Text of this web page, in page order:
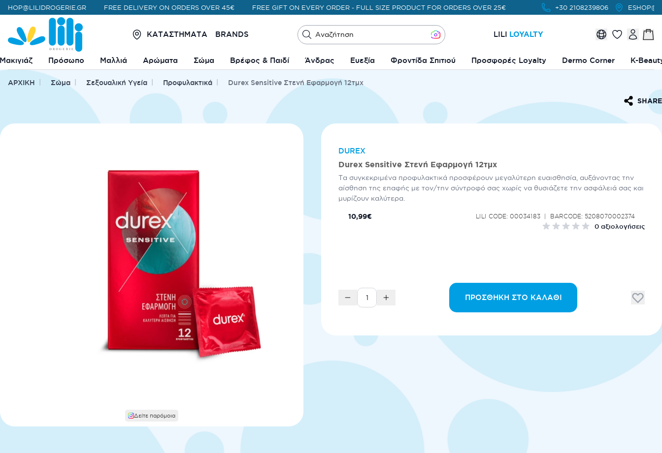
FREE DELIVERY ON ORDERS OVER 45€ FREE GIFT ON EVERY ORDER - FULL SIZE PRODUCT FOR ORDERS OVER 25€ +30 2108239806
ΚΑΤΑΣΤΗΜΑΤΑ BRANDS Αναζήτηση LILI LOYALTY
Μακιγιάζ Πρόσωπο Μαλλιά Αρώματα Σώμα Βρέφος & Παιδί Άνδρας Ευεξία Φροντίδα Σπιτιού Προσφορές Loyalty Dermo Corner K-
ΑΡΧΙΚΗ Σώμα Σεξουαλική Υγεία Προφυλακτικά Durex Sensitive Στενή Εφαρμογή 12τμχ
SHARE
Δείτε παρόμοια
DUREX
Durex Sensitive Στενή Εφαρμογή 12τμχ
Τα συγκεκριμένα προφυλακτικά προσφέρουν μεγαλύτερη ευαισθησία, αυξάνοντας την
αίσθηση της επαφής με τον/την σύντροφό σας χωρίς να θυσιάζετε την ασφάλειά σας και
μυρίζουν καλύτερα.
10,99€ LILI CODE: 00034183 BARCODE: 5208070002374
0 αξιολογήσεις
ΠΡΟΣΘΉΚΗ ΣΤΟ ΚΑΛΆΘΙ